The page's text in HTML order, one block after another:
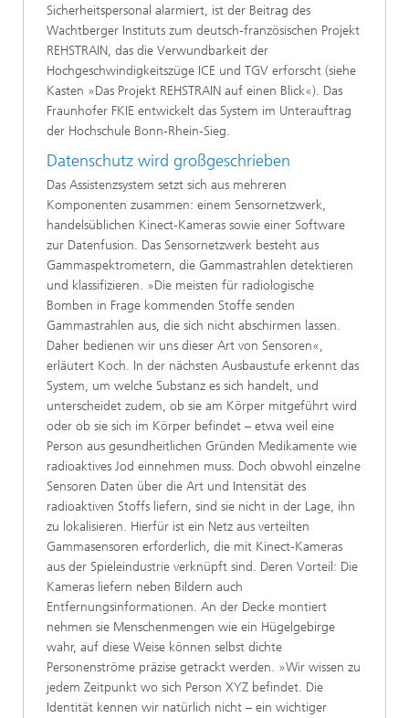
Sicherheitspersonal alarmiert, ist der Beitrag des
Wachtberger Instituts zum deutsch-französischen Projekt
REHSTRAIN, das die Verwundbarkeit der
Hochgeschwindigkeitszüge ICE und TGV erforscht (siehe
Kasten »Das Projekt REHSTRAIN auf einen Blick«). Das
Fraunhofer FKIE entwickelt das System im Unterauftrag
der Hochschule Bonn-Rhein-Sieg.
Datenschutz wird großgeschrieben
Das Assistenzsystem setzt sich aus mehreren
Komponenten zusammen: einem Sensornetzwerk,
handelsüblichen Kinect-Kameras sowie einer Software
zur Datenfusion. Das Sensornetzwerk besteht aus
Gammaspektrometern, die Gammastrahlen detektieren
und klassifizieren. »Die meisten für radiologische
Bomben in Frage kommenden Stoffe senden
Gammastrahlen aus, die sich nicht abschirmen lassen.
Daher bedienen wir uns dieser Art von Sensoren«,
erläutert Koch. In der nächsten Ausbaustufe erkennt das
System, um welche Substanz es sich handelt, und
unterscheidet zudem, ob sie am Körper mitgeführt wird
oder ob sie sich im Körper befindet – etwa weil eine
Person aus gesundheitlichen Gründen Medikamente wie
radioaktives Jod einnehmen muss. Doch obwohl einzelne
Sensoren Daten über die Art und Intensität des
radioaktiven Stoffs liefern, sind sie nicht in der Lage, ihn
zu lokalisieren. Hierfür ist ein Netz aus verteilten
Gammasensoren erforderlich, die mit Kinect-Kameras
aus der Spieleindustrie verknüpft sind. Deren Vorteil: Die
Kameras liefern neben Bildern auch
Entfernungsinformationen. An der Decke montiert
nehmen sie Menschenmengen wie ein Hügelgebirge
wahr, auf diese Weise können selbst dichte
Personenströme präzise getrackt werden. »Wir wissen zu
jedem Zeitpunkt wo sich Person XYZ befindet. Die
Identität kennen wir natürlich nicht – ein wichtiger